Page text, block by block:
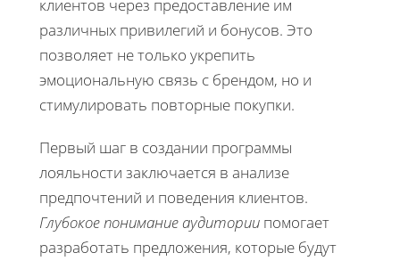
клиентов через предоставление им
различных привилегий и бонусов. Это
позволяет не только укрепить
эмоциональную связь с брендом, но и
стимулировать повторные покупки.
Первый шаг в создании программы
лояльности заключается в анализе
предпочтений и поведения клиентов.
Глубокое понимание аудитории помогает
разработать предложения, которые будут